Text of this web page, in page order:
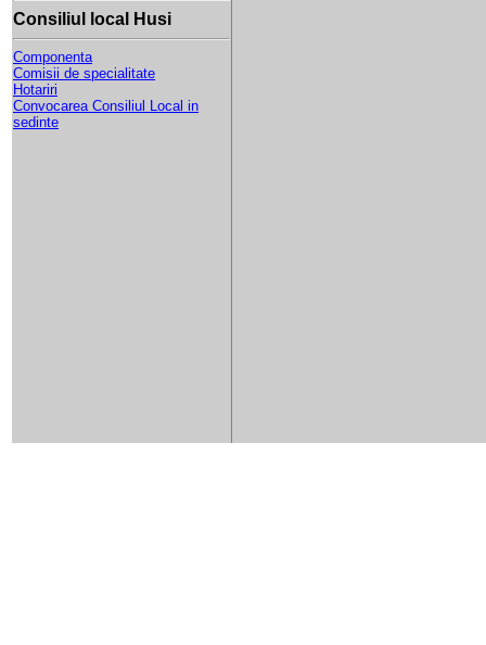
Consiliul local Husi
Componenta
Comisii de specialitate
Hotariri
Convocarea Consiliul Local in
sedinte